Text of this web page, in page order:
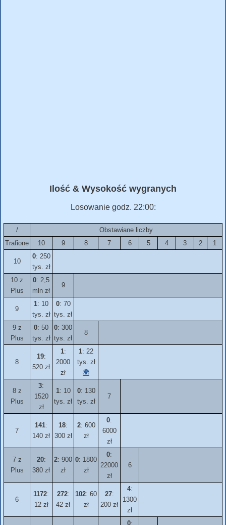
Ilość & Wysokość wygranych
Losowanie godz. 22:00:
/
Obstawiane liczby
Trafione
10 9 8 7 6 5 4 3 2 1
10
0: 250
tys. zł
10 z
Plus
0: 2,5
mln zł
9
9
1: 10
tys. zł
0: 70
tys. zł
9 z
Plus
0: 50
tys. zł
0: 300
tys. zł
8
8
19:
520 zł
1:
2000
zł
1: 22
tys. zł
🌍
8 z
Plus
3:
1520
zł
1: 10
tys. zł
0: 130
tys. zł
7
7
141:
140 zł
18:
300 zł
2: 600
zł
0:
6000
zł
7 z
Plus
20:
380 zł
2: 900
zł
0: 1800
zł
0:
22000
zł
6
6
1172:
12 zł
272:
42 zł
102: 60
zł
27:
200 zł
4:
1300
zł
0: